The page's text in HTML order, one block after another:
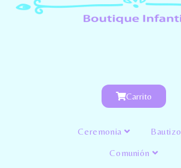
Carrito
Ceremonia Bautizo
Comunión